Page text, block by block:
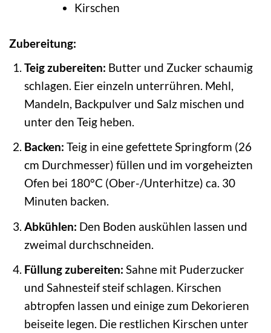
Kirschen
Zubereitung:
Teig zubereiten: Butter und Zucker schaumig
schlagen. Eier einzeln unterrühren. Mehl,
Mandeln, Backpulver und Salz mischen und
unter den Teig heben.
Backen: Teig in eine gefettete Springform (26
cm Durchmesser) füllen und im vorgeheizten
Ofen bei 180°C (Ober-/Unterhitze) ca. 30
Minuten backen.
Abkühlen: Den Boden auskühlen lassen und
zweimal durchschneiden.
Füllung zubereiten: Sahne mit Puderzucker
und Sahnesteif steif schlagen. Kirschen
abtropfen lassen und einige zum Dekorieren
beiseite legen. Die restlichen Kirschen unter